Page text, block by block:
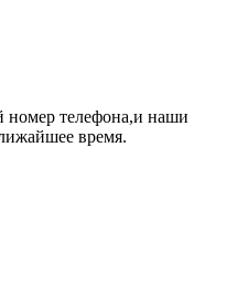
номер телефона,и наши
время.